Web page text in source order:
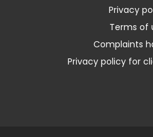
Privacy
Terms of
Complaints
Privacy policy for